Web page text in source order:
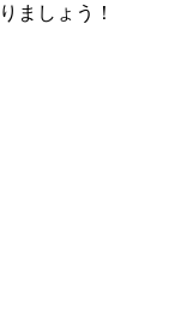
ましょう！